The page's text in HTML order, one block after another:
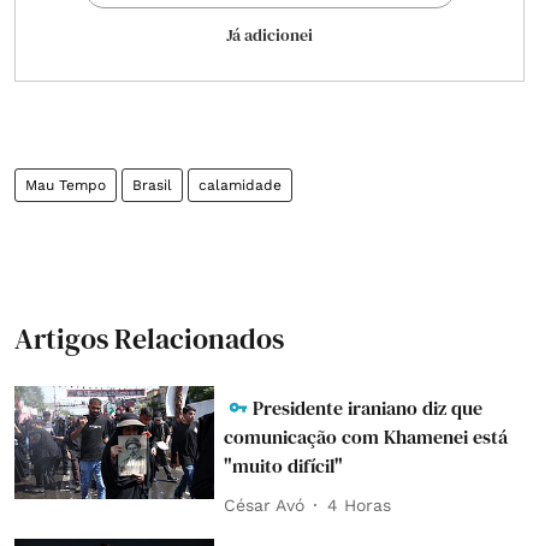
Já adicionei
Mau Tempo Brasil calamidade
Artigos Relacionados
Presidente iraniano diz que
comunicação com Khamenei está
"muito difícil"
César Avó 4 Horas